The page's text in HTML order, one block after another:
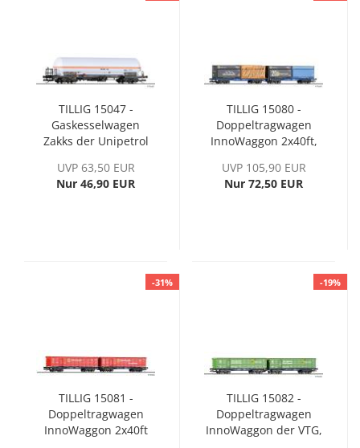
TILLIG 15047 -
Gaskesselwagen
Zakks der Unipetrol
UVP 63,50 EUR
Nur 46,90 EUR
TILLIG 15080 -
Doppeltragwagen
InnoWaggon 2x40ft,
WoodTainer, Ep. VI
UVP 105,90 EUR
Nur 72,50 EUR
-31%
TILLIG 15081 -
Doppeltragwagen
InnoWaggon 2x40ft
-19%
TILLIG 15082 -
Doppeltragwagen
InnoWaggon der VTG,